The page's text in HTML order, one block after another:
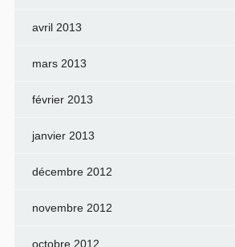
avril 2013
mars 2013
février 2013
janvier 2013
décembre 2012
novembre 2012
octobre 2012